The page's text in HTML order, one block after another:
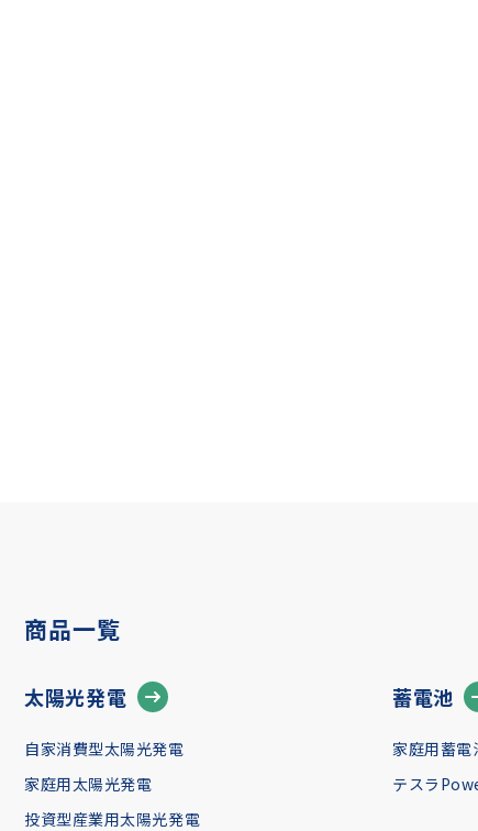
商品一覧
太陽光発電
自家消費型太陽光発電
家庭用太陽光発電
投資型産業用太陽光発電
蓄電池
家庭用蓄電
テスラ